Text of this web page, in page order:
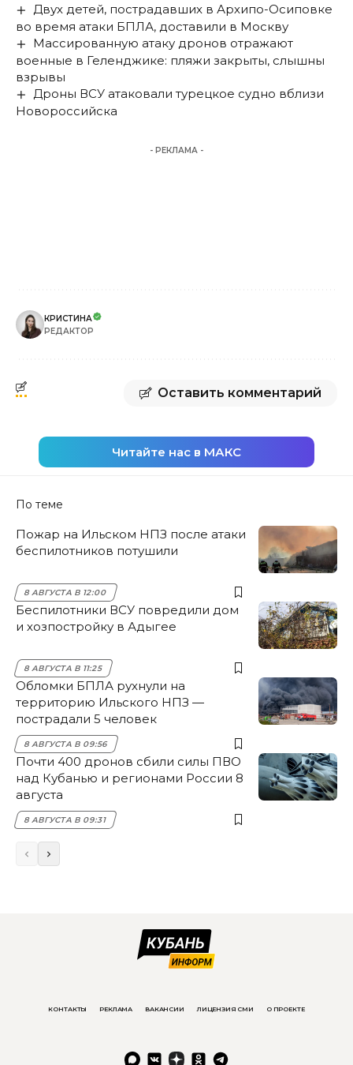
Двух детей, пострадавших в Архипо-Осиповке
во время атаки БПЛА, доставили в Москву
Массированную атаку дронов отражают
военные в Геленджике: пляжи закрыты, слышны
взрывы
Дроны ВСУ атаковали турецкое судно вблизи
Новороссийска
- РЕКЛАМА -
КРИСТИНА
РЕДАКТОР
Оставить комментарий
Читайте нас в МАКС
По теме
Пожар на Ильском НПЗ после атаки
беспилотников потушили
8 АВГУСТА В 12:00
Беспилотники ВСУ повредили дом
и хозпостройку в Адыгее
8 АВГУСТА В 11:25
Обломки БПЛА рухнули на
территорию Ильского НПЗ —
пострадали 5 человек
8 АВГУСТА В 09:56
Почти 400 дронов сбили силы ПВО
над Кубанью и регионами России 8
августа
8 АВГУСТА В 09:31
КОНТАКТЫ РЕКЛАМА ВАКАНСИИ ЛИЦЕНЗИЯ СМИ О ПРОЕКТЕ